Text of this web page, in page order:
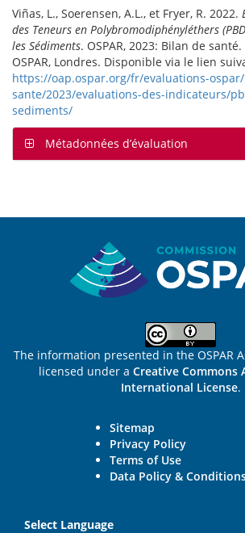
Viñas, L., Soerensen, A.L., et Fryer, R. 2022.
des Teneurs en Polybromodiphényléthers
les Sédiments. OSPAR, 2023: Bilan de
OSPAR, Londres. Disponible via le lien
https://oap.ospar.org/fr/evaluations-
sante/2023/evaluations-des-indicateurs/
sediments/
Métadonnées d’évaluation
The information presented in the OSPAR
licensed under a Creative
International License.
Sitemap
Privacy Policy
Terms of Use
Data Policy &
Select Language